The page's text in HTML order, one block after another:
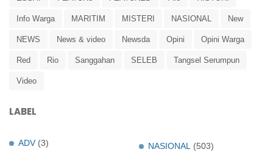
Info Warga MARITIM MISTERI NASIONAL New
NEWS News & video Newsda Opini Opini Warga
Red Rio Sanggahan SELEB Tangsel Serumpun
Video
LABEL
ADV (3)
NASIONAL (503)